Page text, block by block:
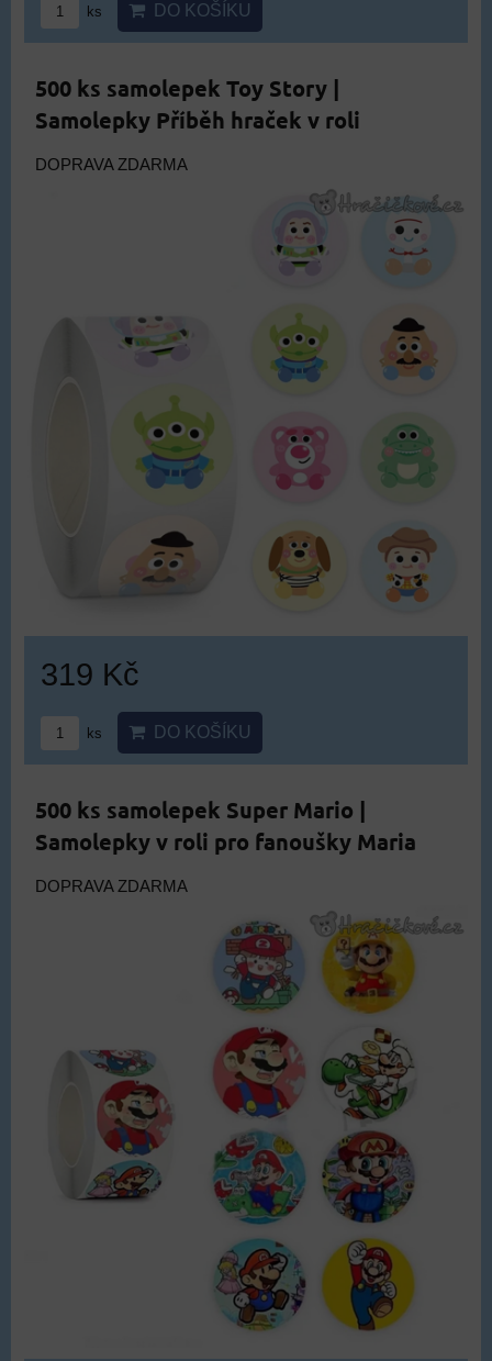
ks DO KOŠÍKU
500 ks samolepek Toy Story |
Samolepky Příběh hraček v roli
DOPRAVA ZDARMA
319 Kč
ks DO KOŠÍKU
500 ks samolepek Super Mario |
Samolepky v roli pro fanoušky Maria
DOPRAVA ZDARMA